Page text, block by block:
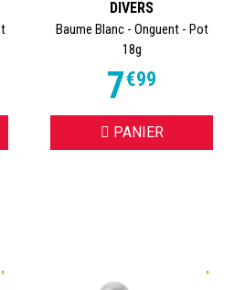
DIVERS
Baume Blanc - Onguent - Pot
18g
7€99
PANIER